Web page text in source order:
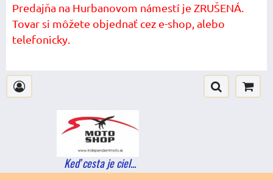
Predajňa na Hurbanovom námestí je ZRUŠENÁ.
Tovar si môžete objednať cez e-shop, alebo
telefonicky.
Keď cesta je ciel...